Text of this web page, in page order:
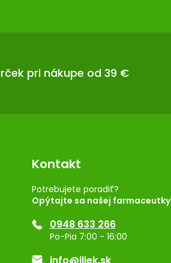
pri nákupe od 39 €
Kontakt
Potrebujete poradiť?
Opýtajte sa našej farmaceutky
0948 633 266
Po-Pia 7:00 - 16:00